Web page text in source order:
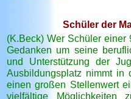
Schüler der
(K.Beck) Wer Schüler
Gedanken um seine
und Unterstützung der
Ausbildungsplatz nimmt in
einen großen Stellenwert
vielfältige Möglichkeiten